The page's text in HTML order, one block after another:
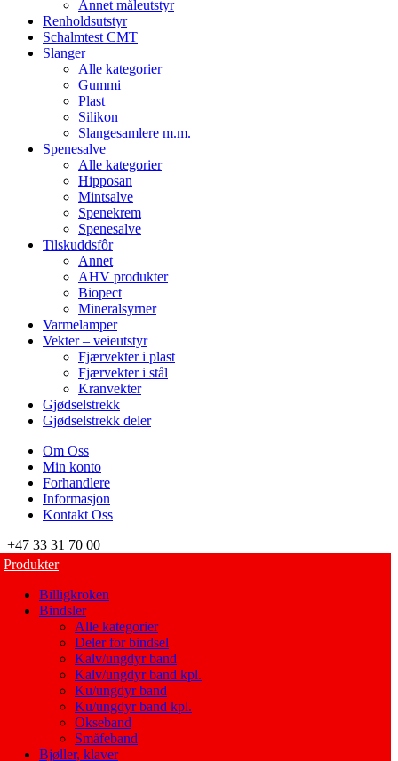
Annet måleutstyr
Renholdsutstyr
Schalmtest CMT
Slanger
Alle kategorier
Gummi
Plast
Silikon
Slangesamlere m.m.
Spenesalve
Alle kategorier
Hipposan
Mintsalve
Spenekrem
Spenesalve
Tilskuddsfôr
Annet
AHV produkter
Biopect
Mineralsyrner
Varmelamper
Vekter – veieutstyr
Fjærvekter i plast
Fjærvekter i stål
Kranvekter
Gjødselstrekk
Gjødselstrekk deler
Om Oss
Min konto
Forhandlere
Informasjon
Kontakt Oss
+47 33 31 70 00
Produkter
Billigkroken
Bindsler
Alle kategorier
Deler for bindsel
Kalv/ungdyr band
Kalv/ungdyr band kpl.
Ku/ungdyr band
Ku/ungdyr band kpl.
Okseband
Småfeband
Bjøller, klaver